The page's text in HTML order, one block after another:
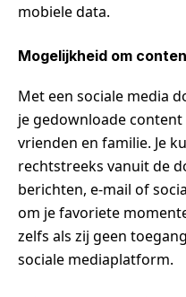
mobiele data.
Mogelijkheid om
Met een sociale media
je gedownloade
vrienden en familie. Je
rechtstreeks vanuit de
berichten, e-mail of
om je favoriete
zelfs als zij geen
sociale mediaplatform.